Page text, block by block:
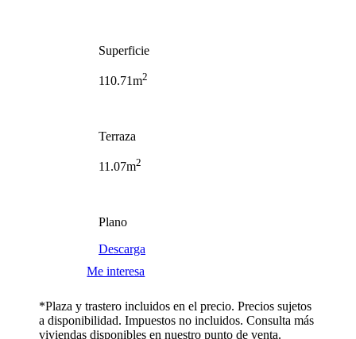
Superficie
110.71m2
Terraza
11.07m2
Plano
Descarga
Me interesa
*Plaza y trastero incluidos en el precio. Precios sujetos
a disponibilidad. Impuestos no incluidos. Consulta más
viviendas disponibles en nuestro punto de venta.